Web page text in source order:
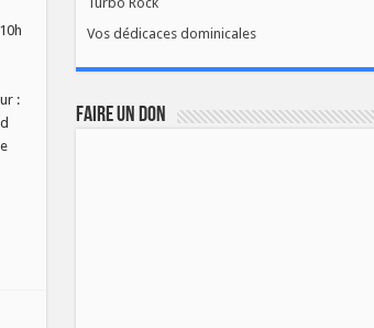
:
Vos dédicaces dominicales
FAIRE UN DON